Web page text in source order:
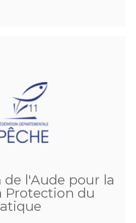
de l'Aude pour la
Protection du